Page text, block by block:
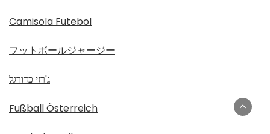
Camisola Futebol
フットボールジャージー
ג'רזי כדורגל
Fußball Österreich